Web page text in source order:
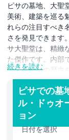
ピサの墓地、大聖
美術、建築を巡る
れらの注目すべき
さを発見できます
サ大聖堂は、精緻
た傑作です。内部
て何世紀もの歴史
（Camposanto
や見事なフレス
所です。この神
界で最も美しい
ら、過去の物語
オペラ・デル・
続きを読む
ピサでの墓
ル・ドゥオ
ョン
日付を選択